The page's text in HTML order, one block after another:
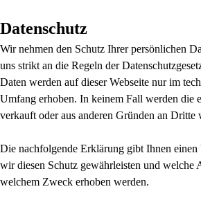
Datenschutz
Wir nehmen den Schutz Ihrer persönlichen
uns strikt an die Regeln der
Daten werden auf dieser Webseite nur im
Umfang erhoben. In keinem Fall werden die
verkauft oder aus anderen Gründen an Dritte
Die nachfolgende Erklärung gibt Ihnen
wir diesen Schutz gewährleisten und welche
welchem Zweck erhoben werden.